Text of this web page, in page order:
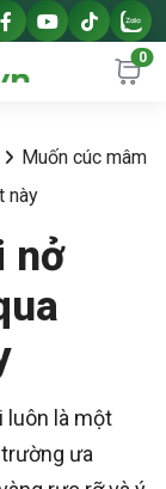
0
Muốn cúc mâm
này
nở
luôn là một
ưa